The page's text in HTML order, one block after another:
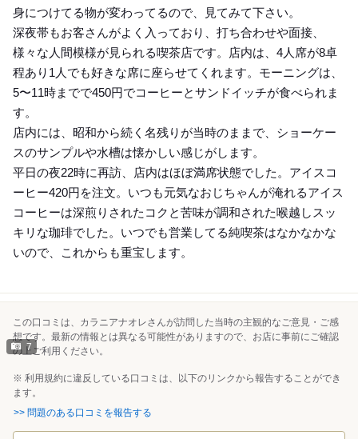
身につけてる物が変わってるので、見てみて下さい。
深夜帯もお客さんがよく入っており、打ち合わせや面接、
様々な人間模様が見られる喫茶店です。店内は、4人席が8卓
程あり1人でも好きな席に座らせてくれます。モーニングは、
5〜11時までで450円でコーヒーとサンドイッチが食べられま
す。
店内には、昭和から続く名残りが当時のままで、ショーケー
スのサンプルや水槽は懐かしい感じがします。
平日の夜22時に再訪、店内はほぼ満席状態でした。アイスコ
ーヒー420円を注文。いつも元気なおじちゃんが淹れるアイス
コーヒーは深煎りされたコクと苦味が調和された喉越しスッ
キリな珈琲でした。いつでも営業してる純喫茶はなかなかな
いので、これからも重宝します。
7
この口コミは、カラニアナオレさんが訪問した当時の主観的なご意見・ご感
想です。最新の情報とは異なる可能性がありますので、お店に事前にご確認
の上ご利用ください。
※ 利用規約に違反している口コミは、以下のリンクから報告することができ
ます。
>> 問題のある口コミを報告する